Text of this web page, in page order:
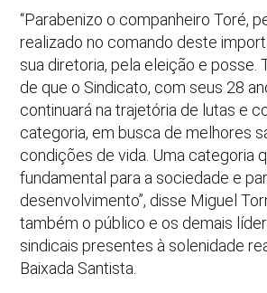
“Parabenizo o companheiro Toré,
realizado no comando deste
sua diretoria, pela eleição e posse.
de que o Sindicato, com seus 28
continuará na trajetória de lutas e
categoria, em busca de melhores
condições de vida. Uma categoria
fundamental para a sociedade e
desenvolvimento”, disse Miguel
também o público e os demais
sindicais presentes à solenidade
Baixada Santista.